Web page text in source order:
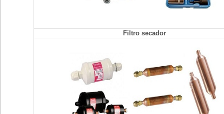
Filtro secador